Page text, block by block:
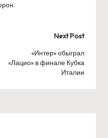
Next Post
«Интер» обыграл
«Лацио» в финале Кубка
Италии